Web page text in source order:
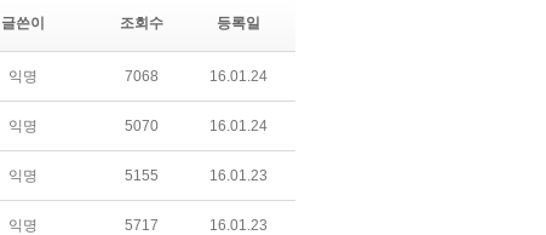
글쓴이 조회수 등록일
익명 7068 16.01.24
익명 5070 16.01.24
익명 5155 16.01.23
익명 5717 16.01.23